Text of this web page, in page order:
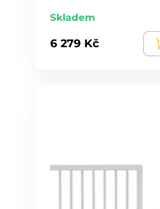
Skladem
6 279 Kč